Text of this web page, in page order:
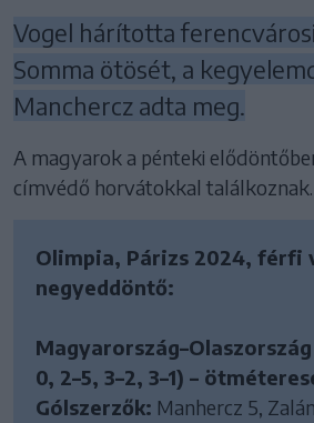
Vogel hárította
Somma ötösét, a
Manchercz adta meg.
A magyarok a pénteki
címvédő horvátokkal találkoznak.
Olimpia, Párizs 2024, férfi
negyeddöntő:
Magyarország–Olaszország
0, 2–5, 3–2, 3–1) –
Gólszerzők: Manhercz 5,